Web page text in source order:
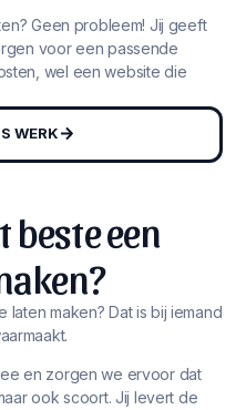
Geen probleem! Jij geeft
voor een passende
wel een website die
WERK
beste een
maken? Dat is bij iemand
en zorgen we ervoor dat
ook scoort. Jij levert de